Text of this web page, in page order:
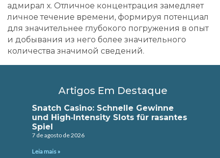
адмирал х. Отличное концентрация замедляет
личное течение времени, формируя потенциал
для значительнее глубокого погружения в опыт
и добывания из него более значительного
количества значимой сведений.
Artigos Em Destaque
Snatch Casino: Schnelle Gewinne
und High‑Intensity Slots für rasantes
Spiel
7 de agosto de 2026
Leia mais »